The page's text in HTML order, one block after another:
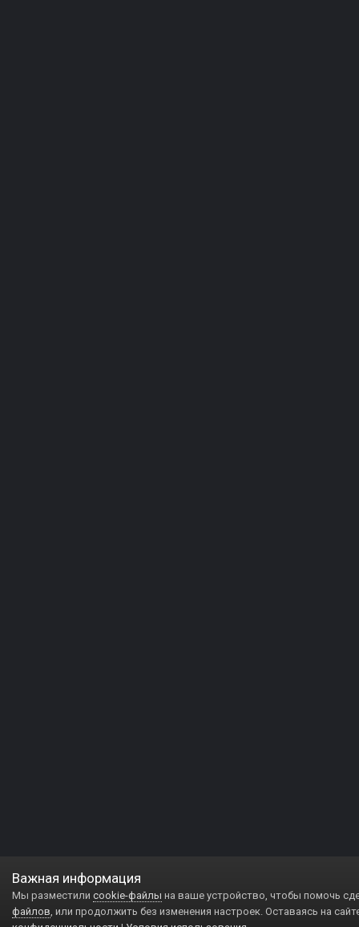
Важная информация
Мы разместили cookie-файлы на ваше устройство, чтобы помочь
файлов, или продолжить без изменения настроек. Оставаясь на